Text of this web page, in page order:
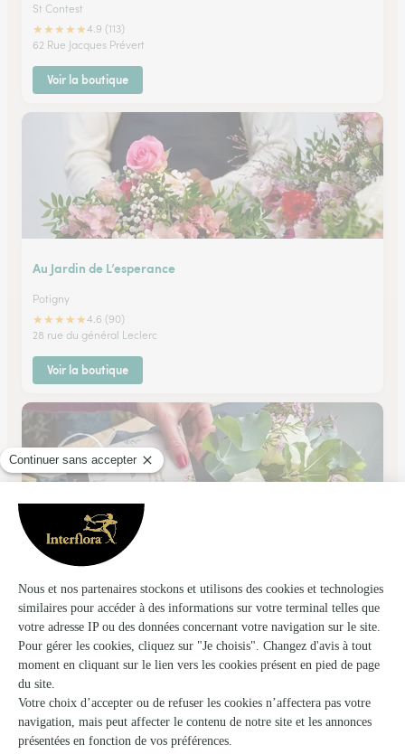
St Contest
★★★★★4.9 (113)
62 Rue Jacques Prévert
Voir la boutique
Au Jardin de L’esperance
Potigny
★★★★★4.6 (90)
28 rue du général Leclerc
Voir la boutique
Asclepia
Ouistreham
★★★★★4.7 (19)
22, avenue de la Mer
Voir la boutique